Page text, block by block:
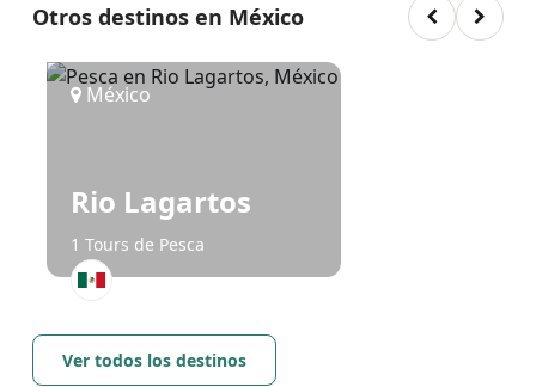
Otros destinos en México
México
Rio Lagartos
1 Tours de Pesca
Ver todos los destinos